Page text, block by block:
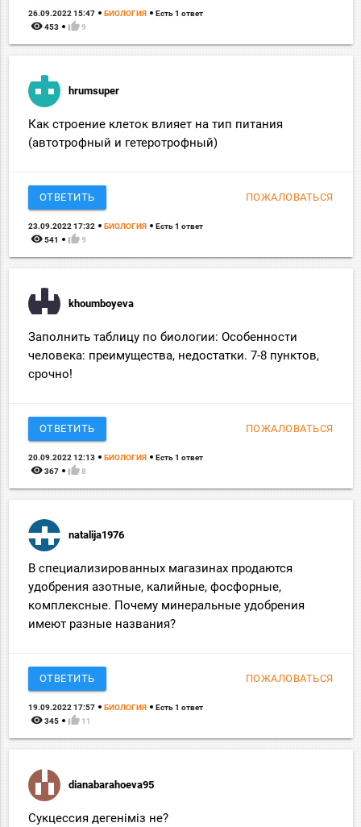
26.09.2022 15:47 БИОЛОГИЯ Есть 1 ответ
remove_red_eye 453 thumb_up 9
hrumsuper
Как строение клеток влияет на тип питания
(автотрофный и гетеротрофный)
ОТВЕТИТЬ ПОЖАЛОВАТЬСЯ
23.09.2022 17:32 БИОЛОГИЯ Есть 1 ответ
remove_red_eye 541 thumb_up 9
khoumboyeva
Заполнить таблицу по биологии: Особенности
человека: преимущества, недостатки. 7-8 пунктов,
срочно!
ОТВЕТИТЬ ПОЖАЛОВАТЬСЯ
20.09.2022 12:13 БИОЛОГИЯ Есть 1 ответ
remove_red_eye 367 thumb_up 8
natalija1976
В специализированных магазинах продаются
удобрения азотные, калийные, фосфорные,
комплексные. Почему минеральные удобрения
имеют разные названия?
ОТВЕТИТЬ ПОЖАЛОВАТЬСЯ
19.09.2022 17:57 БИОЛОГИЯ Есть 1 ответ
remove_red_eye 345 thumb_up 11
dianabarahoeva95
Сукцессия дегеніміз не?